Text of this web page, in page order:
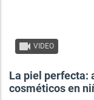
VIDEO
La piel perfecta:
cosméticos en